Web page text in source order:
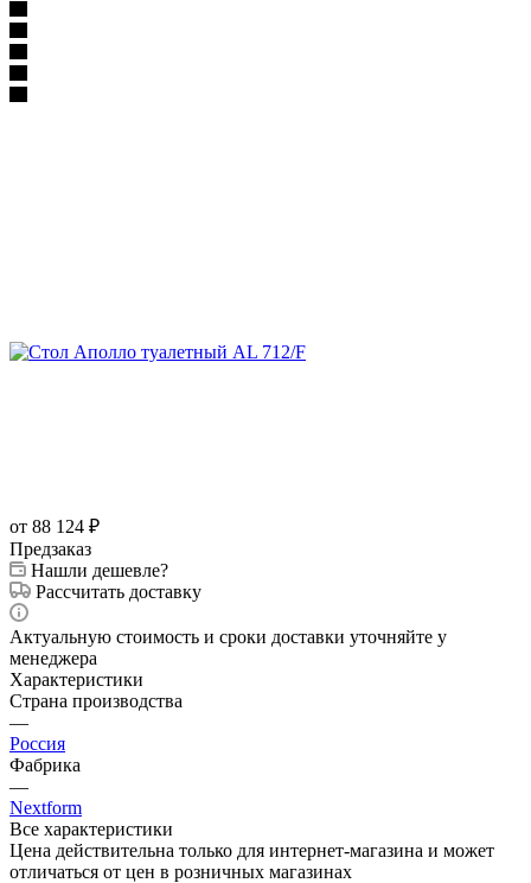
от 88 124 ₽
Предзаказ
Нашли дешевле?
Рассчитать доставку
Актуальную стоимость и сроки доставки уточняйте у
менеджера
Характеристики
Страна производства
—
Россия
Фабрика
—
Nextform
Все характеристики
Цена действительна только для интернет-магазина и может
отличаться от цен в розничных магазинах